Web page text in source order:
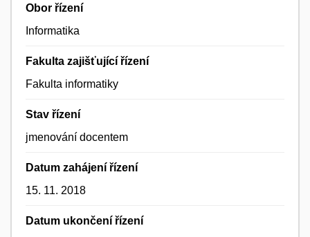
Obor řízení
Informatika
Fakulta zajišťující řízení
Fakulta informatiky
Stav řízení
jmenování docentem
Datum zahájení řízení
15. 11. 2018
Datum ukončení řízení